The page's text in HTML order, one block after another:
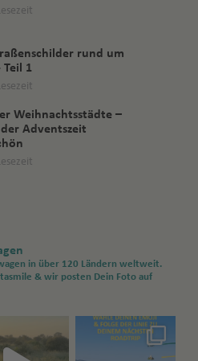
rund um
Teil 1
Weihnachtsstädte –
Adventszeit
in über 120 Ländern weltweit.
& wir posten Dein Foto auf